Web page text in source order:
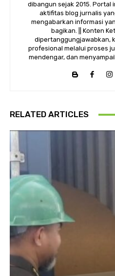
dibangun sejak 2015. Portal
aktifitas blog jurnalis
mengabarkan informasi
bagikan. || Konten
dipertanggungjawabkan,
profesional melalui proses
mendengar, dan
RELATED ARTICLES